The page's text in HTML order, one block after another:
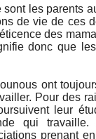
sont les parents
de vie de ces
des
donc que
ont
Pour des
leur
qui travaille.
prenant